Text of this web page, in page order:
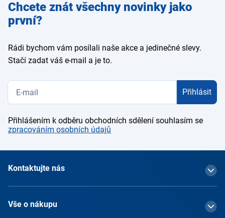
Zadejte
e-mail
Chcete znát všechny novinky jako
první?
Rádi bychom vám posílali naše akce a jedinečné slevy.
Stačí zadat váš e-mail a je to.
Přihlásit
Přihlášením k odběru obchodních sdělení souhlasím se
zpracováním osobních údajů
Kontaktujte nás
Vše o nákupu